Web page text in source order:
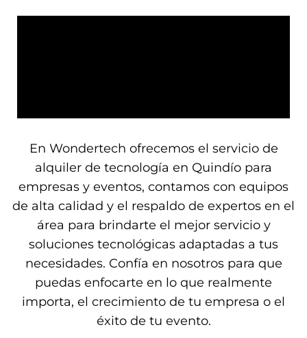
En Wondertech ofrecemos el servicio de
alquiler de tecnología en Quindío para
empresas y eventos, contamos con equipos
de alta calidad y el respaldo de expertos en el
área para brindarte el mejor servicio y
soluciones tecnológicas adaptadas a tus
necesidades. Confía en nosotros para que
puedas enfocarte en lo que realmente
importa, el crecimiento de tu empresa o el
éxito de tu evento.